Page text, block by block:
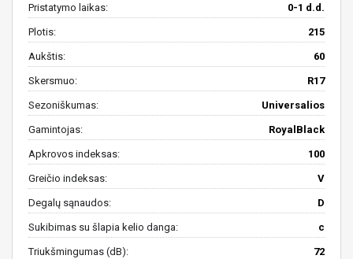
Pristatymo laikas: 0-1 d.d.
Plotis: 215
Aukštis: 60
Skersmuo: R17
Sezoniškumas: Universalios
Gamintojas: RoyalBlack
Apkrovos indeksas: 100
Greičio indeksas: V
Degalų sąnaudos: D
Sukibimas su šlapia kelio danga: c
Triukšmingumas (dB): 72